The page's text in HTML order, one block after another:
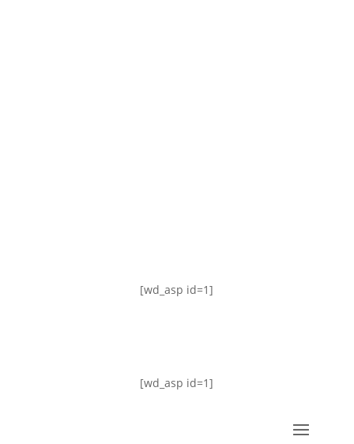
[wd_asp id=1]
[wd_asp id=1]